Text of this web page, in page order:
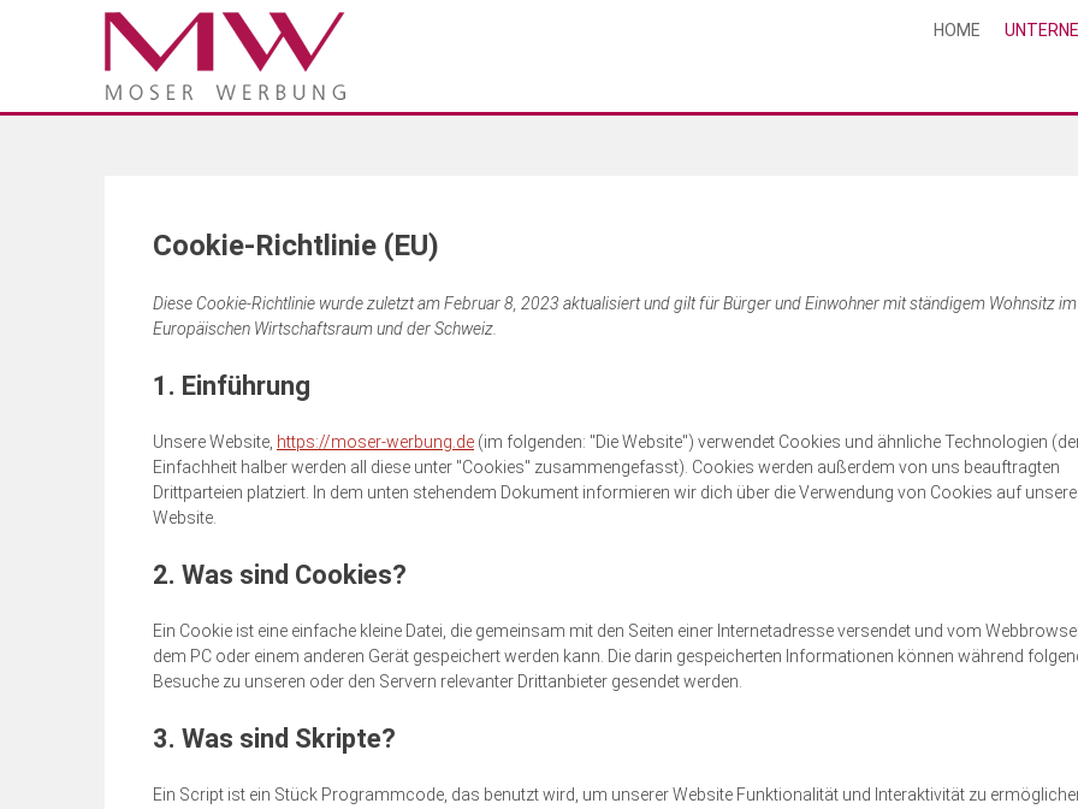
HOME
Cookie-Richtlinie (EU)
Diese Cookie-Richtlinie wurde zuletzt am Februar 8, 2023 aktualisiert und gilt für Bürger und Einwohner mit ständigem Wohnsitz im
Europäischen Wirtschaftsraum und der Schweiz.
1. Einführung
Unsere Website, https://moser-werbung.de (im folgenden: "Die Website") verwendet Cookies und ähnliche Technologien
Einfachheit halber werden all diese unter "Cookies" zusammengefasst). Cookies werden außerdem von uns beauftragten
Drittparteien platziert. In dem unten stehendem Dokument informieren wir dich über die Verwendung von Cookies auf
Website.
2. Was sind Cookies?
Ein Cookie ist eine einfache kleine Datei, die gemeinsam mit den Seiten einer Internetadresse versendet und vom
dem PC oder einem anderen Gerät gespeichert werden kann. Die darin gespeicherten Informationen können während
Besuche zu unseren oder den Servern relevanter Drittanbieter gesendet werden.
3. Was sind Skripte?
Ein Script ist ein Stück Programmcode, das benutzt wird, um unserer Website Funktionalität und Interaktivität zu